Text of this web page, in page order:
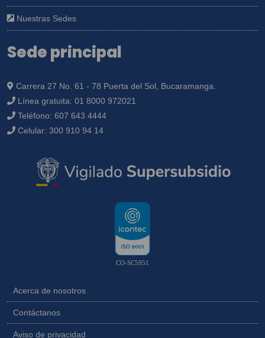
Nuestras Sedes
Sede principal
Carrera 27 No. 61 - 78 Puerta del Sol, Bucaramanga.
Línea gratuita: 01 8000 972021
Teléfono: 607 643 4444
Celular: 300 910 94 14
CO-SC5951
Acerca de nosotros
Contáctanos
Aviso de privacidad